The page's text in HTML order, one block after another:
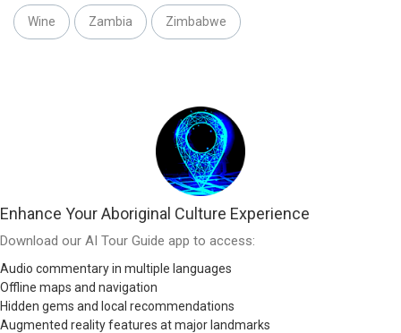
Wine Zambia Zimbabwe
Enhance Your Aboriginal Culture Experience
Download our AI Tour Guide app to access:
Audio commentary in multiple languages
Offline maps and navigation
Hidden gems and local recommendations
Augmented reality features at major landmarks